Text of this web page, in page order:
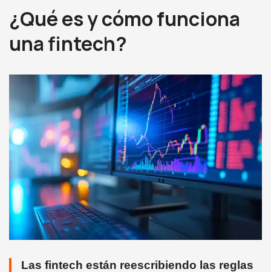
¿Qué es y cómo funciona
una fintech?
Las fintech están reescribiendo las reglas